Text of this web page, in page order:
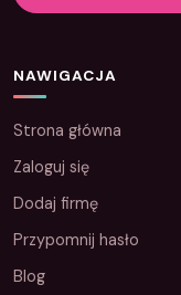
NAWIGACJA
Strona główna
Zaloguj się
Dodaj firmę
Przypomnij hasło
Blog